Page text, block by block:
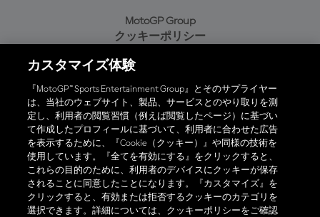
MotoGP Group
クッキーポリシー
プライバシーポリシー
購入ポリシー
オフィシャルアプリ
カスタマイズ体験
『MotoGP™ Sports Entertainment Group』とそのサプライヤー
は、当社のウェブサイト、製品、サービスとのやり取りを測
定し、利用者の閲覧習慣（例えば閲覧したページ）に基づい
て作成したプロフィールに基づいて、利用者に合わせた広告
を表示するために、『Cookie（クッキー）』や同様の技術を
使用しています。『全てを有効にする』をクリックすると、
これらの目的のために、利用者のデバイスにクッキーが保存
されることに同意したことになります。『カスタマイズ』を
クリックすると、有効または拒否するクッキーのカテゴリを
選択できます。詳細については、クッキーポリシーをご確認